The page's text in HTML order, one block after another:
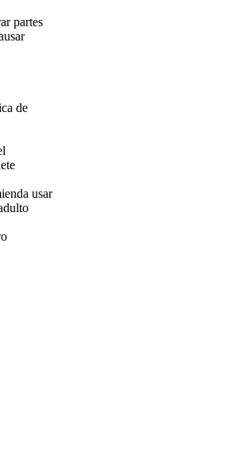
curvas y zonas de adelantamiento.
y fácil de ensamblar.
entre amigos o en familia.
niños desde 6 años.
partes
de
usar